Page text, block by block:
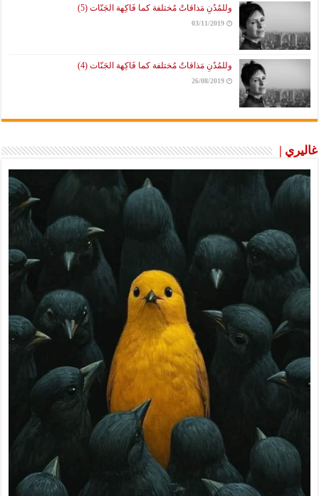
وللمُدُنِ مَذاقاتٌ مُختلفة كما فَاكِهة الجَنّات (5)
03/11/2019
وللمُدُنِ مَذاقاتٌ مُختلفة كما فَاكِهة الجَنّات (4)
26/08/2019
غاليري |